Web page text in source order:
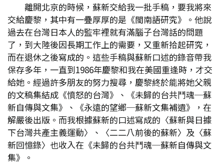
離開北京的時候，蘇新交給我一批手稿，要我將來
交給慶黎，其中有一疊厚厚的是《閩南語研究》。他說
過去在台灣日本人的監牢裡就有滿腦子台灣話的問題
了，到大陸後因長期工作上的需要，又重新拾起研究，
而在退休之後寫成的。這些手稿與蘇新口述的錄音帶我
保存多年，一直到1986年慶黎和我在美國重逢時，才交
給她。經過許多朋友的努力搜尋，慶黎終於能將她父親
的文稿集結成《憤怒的台灣》、《未歸的台共鬥魂─蘇
新自傳與文集》、《永遠的望鄉─蘇新文集補遺》，在
解嚴後出版。而我根據蘇新的口述寫成的〈蘇新與日據
下台灣共產主義運動〉、〈二二八前後的蘇新〉及〈蘇
新回憶錄〉也收入在《未歸的台共鬥魂─蘇新自傳與文
集》。